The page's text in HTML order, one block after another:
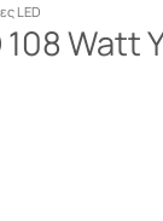
LED
Watt
10-30 Volt